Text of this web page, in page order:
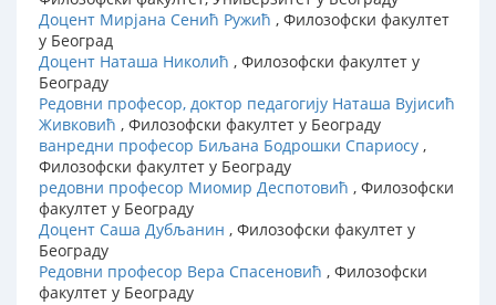
Доцент Мирјана Сенић Ружић , Филозофски факултет
у Београд
Доцент Наташа Николић , Филозофски факултет у
Београду
Редовни професор, доктор педагогију Наташа Вујисић
Живковић , Филозофски факултет у Београду
ванредни професор Биљана Бодрошки Спариосу ,
Филозофски факултет у Београду
редовни професор Миомир Деспотовић , Филозофски
факултет у Београду
Доцент Саша Дубљанин , Филозофски факултет у
Београду
Редовни професор Вера Спасеновић , Филозофски
факултет у Београду